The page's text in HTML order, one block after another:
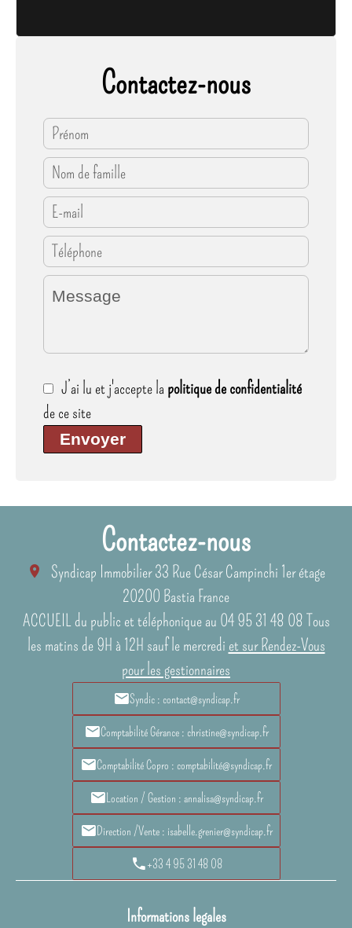
Contactez-nous
J’ai lu et j'accepte la politique de confidentialité
de ce site
Envoyer
Contactez-nous
Syndicap Immobilier33 Rue César Campinchi 1er étage
20200 Bastia France
ACCUEIL du public et téléphonique au 04 95 31 48 08 Tous
les matins de 9H à 12H sauf le mercredi et sur Rendez-Vous
pour les gestionnaires
Syndic : contact@syndicap.fr
Comptabilité Gérance : christine@syndicap.fr
Comptabilité Copro : comptabilité@syndicap.fr
Location / Gestion : annalisa@syndicap.fr
Direction /Vente : isabelle.grenier@syndicap.fr
+33 4 95 31 48 08
Informations legales